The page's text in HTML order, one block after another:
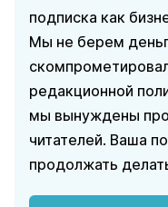
подписка как
Мы не берем
редакционной
мы вынуждены
читателей. Ваша
продолжать